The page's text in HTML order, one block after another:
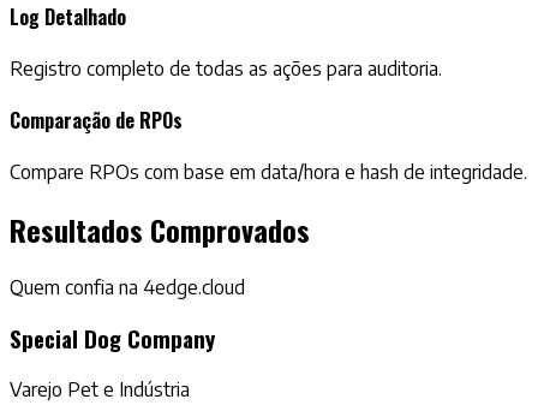
Log Detalhado
Registro completo de todas as ações para auditoria.
Comparação de RPOs
Compare RPOs com base em data/hora e hash de integridade.
Resultados Comprovados
Quem confia na 4edge.cloud
Special Dog Company
Varejo Pet e Indústria